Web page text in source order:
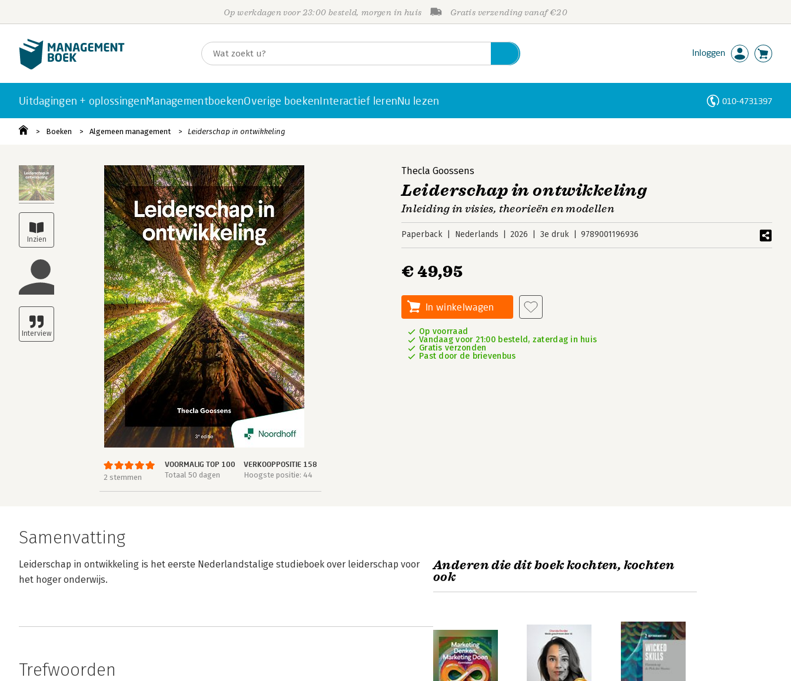
Op werkdagen voor 23:00 besteld, morgen in huis Gratis verzending vanaf €20
Inloggen
Uitdagingen + oplossingenManagementboekenOverige boekenInteractief lerenNu lezen 010-4731397
Boeken Algemeen management Leiderschap in ontwikkeling
2 stemmen
VOORMALIG TOP 100
Totaal 50 dagen
VERKOOPPOSITIE 158
Hoogste positie: 44
Thecla Goossens
Leiderschap in ontwikkeling
Inleiding in visies, theorieën en modellen
Paperback Nederlands 2026 3e druk 9789001196936
€ 49,95
In winkelwagen
Op voorraad
Vandaag voor 21:00 besteld, zaterdag in huis
Gratis verzonden
Past door de brievenbus
Samenvatting
Leiderschap in ontwikkeling is het eerste Nederlandstalige studieboek over leiderschap voor
het hoger onderwijs.
Trefwoorden
Anderen die dit boek kochten, kochten
ook
Personen